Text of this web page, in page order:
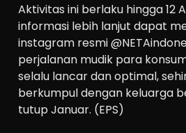
Aktivitas ini berlaku hingga 12
informasi lebih lanjut dapat
instagram resmi
perjalanan mudik para
selalu lancar dan optimal,
berkumpul dengan keluarga
tutup Januar. (EPS)